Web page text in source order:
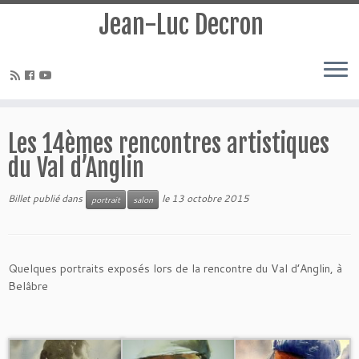
Jean-Luc Decron
Les 14èmes rencontres artistiques
du Val d’Anglin
Billet publié dans portrait salon le13 octobre 2015
Quelques portraits exposés lors de la rencontre du Val d’Anglin, à
Belâbre